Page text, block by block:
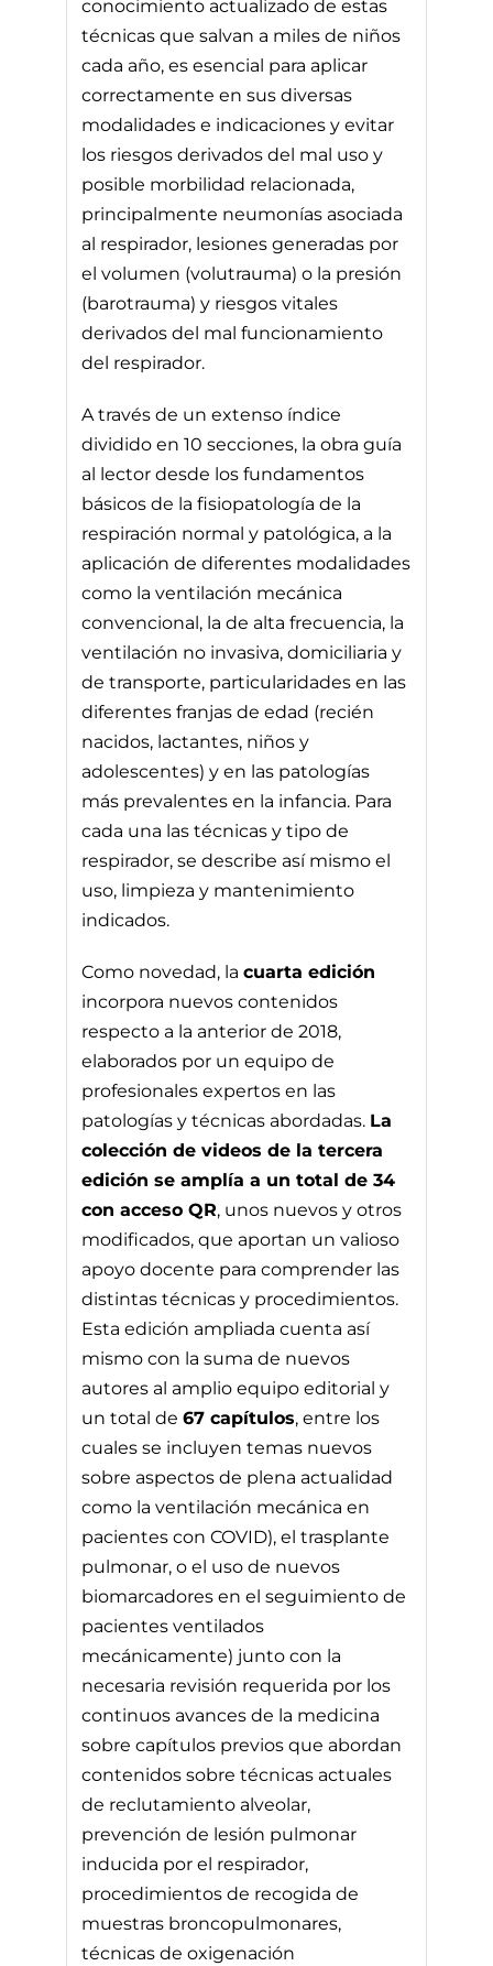
conocimiento actualizado de estas
técnicas que salvan a miles de niños
cada año, es esencial para aplicar
correctamente en sus diversas
modalidades e indicaciones y evitar
los riesgos derivados del mal uso y
posible morbilidad relacionada,
principalmente neumonías asociada
al respirador, lesiones generadas por
el volumen (volutrauma) o la presión
(barotrauma) y riesgos vitales
derivados del mal funcionamiento
del respirador.
A través de un extenso índice
dividido en 10 secciones, la obra guía
al lector desde los fundamentos
básicos de la fisiopatología de la
respiración normal y patológica, a la
aplicación de diferentes modalidades
como la ventilación mecánica
convencional, la de alta frecuencia, la
ventilación no invasiva, domiciliaria y
de transporte, particularidades en las
diferentes franjas de edad (recién
nacidos, lactantes, niños y
adolescentes) y en las patologías
más prevalentes en la infancia. Para
cada una las técnicas y tipo de
respirador, se describe así mismo el
uso, limpieza y mantenimiento
indicados.
Como novedad, lacuarta edición
incorpora nuevos contenidos
respecto a la anterior de 2018,
elaborados por un equipo de
profesionales expertos en las
patologías y técnicas abordadas. La
colección de videos de la tercera
edición se amplía a un total de 34
con acceso QR, unos nuevos y otros
modificados, que aportan un valioso
apoyo docente para comprender las
distintas técnicas y procedimientos.
Esta edición ampliada cuenta así
mismo con la suma de nuevos
autores al amplio equipo editorial y
un total de67 capítulos, entre los
cuales se incluyen temas nuevos
sobre aspectos de plena actualidad
como la ventilación mecánica en
pacientes con COVID), el trasplante
pulmonar, o el uso de nuevos
biomarcadores en el seguimiento de
pacientes ventilados
mecánicamente) junto con la
necesaria revisión requerida por los
continuos avances de la medicina
sobre capítulos previos que abordan
contenidos sobre técnicas actuales
de reclutamiento alveolar,
prevención de lesión pulmonar
inducida por el respirador,
procedimientos de recogida de
muestras broncopulmonares,
técnicas de oxigenación